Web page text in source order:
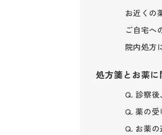
お近くの
ご自宅へ
院内処方
処方箋とお薬に
Q. 診察後
Q. 薬の
Q. お薬